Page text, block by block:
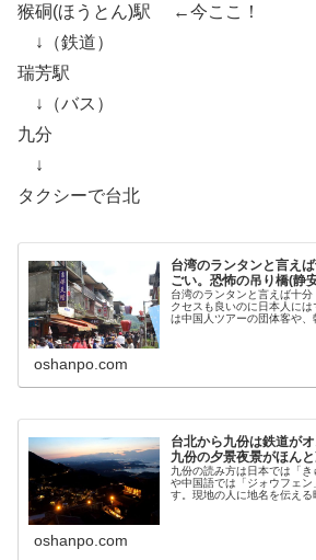
猴硐(ほうとん)駅 ←今ここ！
↓（鉄道）
瑞芳駅
↓（バス）
九分
↓
タクシーで台北
台湾のランタンと言え
ごい。恐怖の吊り橋(静
台湾のランタンと言えば十
クセスも良いのに日本人に
は中国人ツアーの団体客や、
oshanpo.com
台北から九份は鉄道が
九份の夕景夜景がほんと
九份の読み方は日本では「
や中国語では「ジォウフェ
す。現地の人に地名を伝える
oshanpo.com